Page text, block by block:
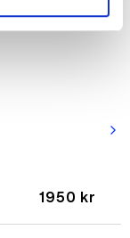
1950 kr
arrow_forward_ios